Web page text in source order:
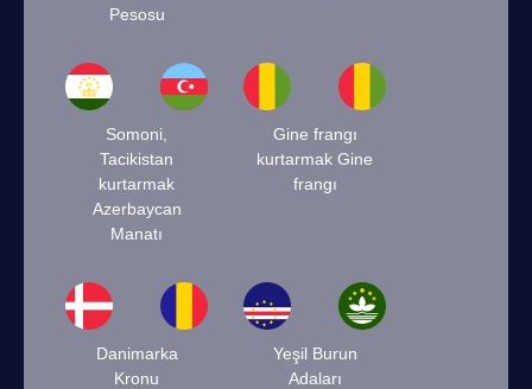
Pesosu
Somoni,
Tacikistan
kurtarmak
Azerbaycan
Manatı
Gine frangı
kurtarmak Gine
frangı
Danimarka
Kronu
Yeşil Burun
Adaları